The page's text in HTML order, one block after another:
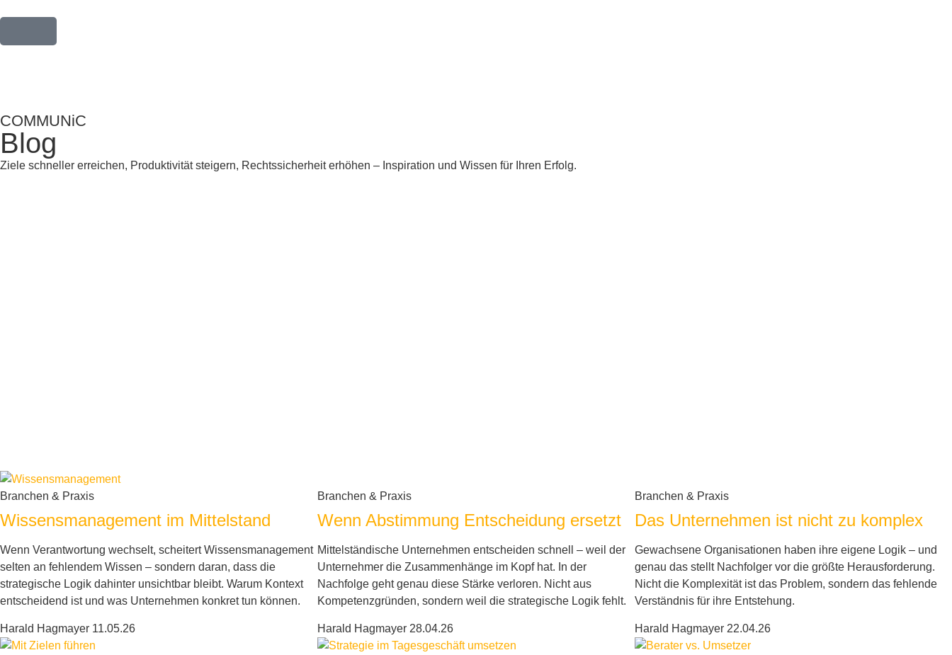
COMMUNiC
Blog
Ziele schneller erreichen, Produktivität steigern, Rechtssicherheit erhöhen – Inspiration und Wissen für Ihren Erfolg.
Branchen & Praxis
Wissensmanagement im Mittelstand
Wenn Verantwortung wechselt, scheitert Wissensmanagement
selten an fehlendem Wissen – sondern daran, dass die
strategische Logik dahinter unsichtbar bleibt. Warum Kontext
entscheidend ist und was Unternehmen konkret tun können.
Harald Hagmayer 11.05.26
Branchen & Praxis
Wenn Abstimmung Entscheidung ersetzt
Mittelständische Unternehmen entscheiden schnell – weil der
Unternehmer die Zusammenhänge im Kopf hat. In der
Nachfolge geht genau diese Stärke verloren. Nicht aus
Kompetenzgründen, sondern weil die strategische Logik fehlt.
Harald Hagmayer 28.04.26
Branchen & Praxis
Das Unternehmen ist nicht zu komplex
Gewachsene Organisationen haben ihre eigene Logik – und
genau das stellt Nachfolger vor die größte Herausforderung.
Nicht die Komplexität ist das Problem, sondern das fehlende
Verständnis für ihre Entstehung.
Harald Hagmayer 22.04.26